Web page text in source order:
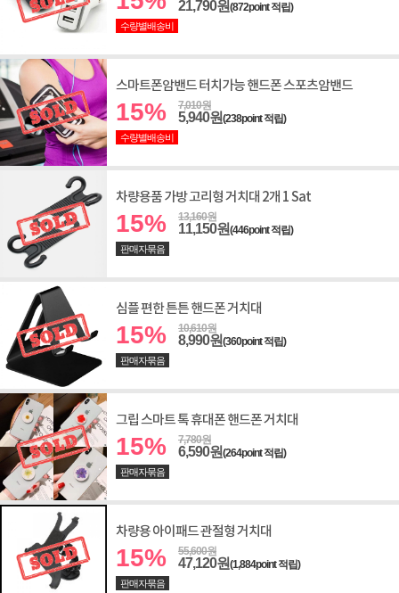
21,790원(872point 적립)
수량별배송비
스마트폰암밴드 터치가능 핸드폰 스포츠암밴드
15% 7,010원
5,940원(238point 적립)
수량별배송비
차량용품 가방 고리형 거치대 2개 1 Sat
15% 13,160원
11,150원(446point 적립)
판매자묶음
심플 편한 튼튼 핸드폰 거치대
15% 10,610원
8,990원(360point 적립)
판매자묶음
그립 스마트 톡 휴대폰 핸드폰 거치대
15% 7,780원
6,590원(264point 적립)
판매자묶음
차량용 아이패드 관절형 거치대
15% 55,600원
47,120원(1,884point 적립)
판매자묶음